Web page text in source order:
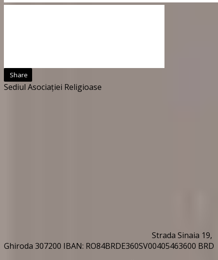
Share
Sediul Asociației Religioase
Strada Sinaia 19,
Ghiroda 307200 IBAN: RO84BRDE360SV00405463600 BRD